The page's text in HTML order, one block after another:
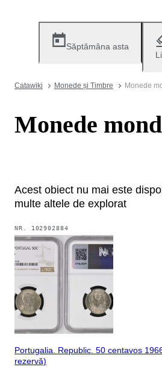
Săptămâna asta
Catawiki Monede și Timbre Monede
Monede
Acest obiect nu mai este
multe altele de explorat
NR. 102902884
Portugalia. Republic. 50 centavos 1966 MS67
rezervă)